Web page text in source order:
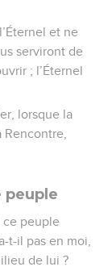
et ne
serviront de
; l’Éternel
lorsque la
peuple
ce peuple
t-il pas en moi,
de lui ?